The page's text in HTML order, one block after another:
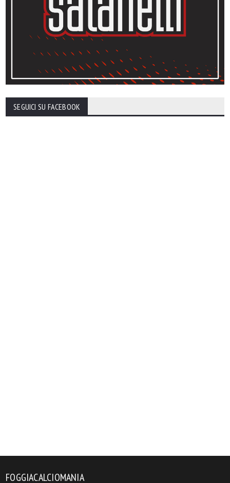
SEGUICI SU FACEBOOK
FOGGIACALCIOMANIA